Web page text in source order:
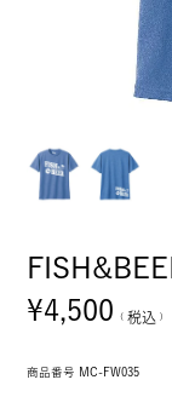
¥4,500 税込
商品番号 MC-FW035